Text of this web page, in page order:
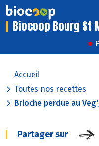
Biocoop Bourg St
Accueil
Toutes nos recettes
Brioche perdue au
Partager sur